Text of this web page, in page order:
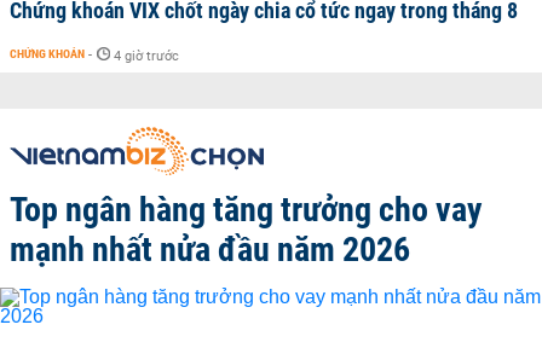
Chứng khoán VIX chốt ngày chia cổ tức ngay trong tháng 8
CHỨNG KHOÁN - 4 giờ trước
Top ngân hàng tăng trưởng cho vay
mạnh nhất nửa đầu năm 2026